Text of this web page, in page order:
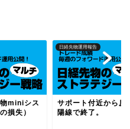
miniシス
損失）
日経先物運用報告
サポート付近から反
陽線で終了。